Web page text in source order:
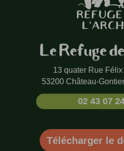
Le Refuge
13 quater Rue
53200 Château-
02 43 07
Télécharger le